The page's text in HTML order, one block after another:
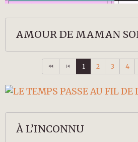
AMOUR DE MAMAN
1 2 3 4
À L’INCONNU